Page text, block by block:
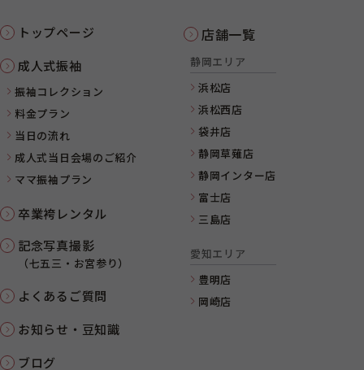
トップページ
成人式振袖
振袖コレクション
料金プラン
当日の流れ
成人式当日会場のご紹介
ママ振袖プラン
卒業袴レンタル
記念写真撮影
（七五三・お宮参り）
よくあるご質問
お知らせ・豆知識
ブログ
店舗一覧
静岡エリア
浜松店
浜松西店
袋井店
静岡草薙店
静岡インター店
富士店
三島店
愛知エリア
豊明店
岡崎店